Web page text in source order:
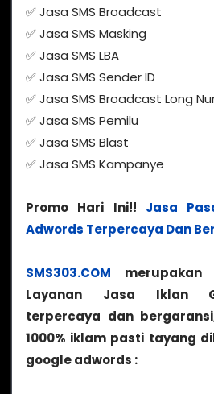
✅ Jasa SMS Broadcast
✅ Jasa SMS Masking
✅ Jasa SMS LBA
✅ Jasa SMS Sender ID
✅ Jasa SMS Broadcast Long
✅ Jasa SMS Pemilu
✅ Jasa SMS Blast
✅ Jasa SMS Kampanye
Promo Hari Ini!! Jasa
Adwords Terpercaya Dan
SMS303.COM
Layanan Jasa Iklan
terpercaya dan
1000% iklam pasti tayang
google adwords :